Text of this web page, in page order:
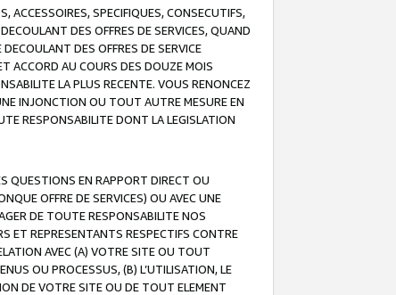
ACCESSOIRES, SPECIFIQUES, CONSECUTIFS,
DES OFFRES DE SERVICES, QUAND
DES OFFRES DE SERVICE
ACCORD AU COURS DES DOUZE MOIS
LA PLUS RECENTE. VOUS RENONCEZ
INJONCTION OU TOUT AUTRE MESURE EN
RESPONSABILITE DONT LA LEGISLATION
QUESTIONS EN RAPPORT DIRECT OU
OFFRE DE SERVICES) OU AVEC UNE
DE TOUTE RESPONSABILITE NOS
ET REPRESENTANTS RESPECTIFS CONTRE
AVEC (A) VOTRE SITE OU TOUT
OU PROCESSUS, (B) L’UTILISATION, LE
DE VOTRE SITE OU DE TOUT ELEMENT